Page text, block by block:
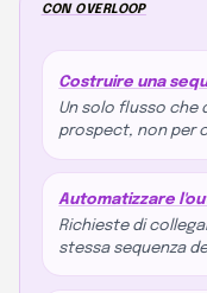
CON OVERLOOP
Costruire una
Un solo flusso che
prospect, non per
Automatizzare
Richieste di
stessa sequenza